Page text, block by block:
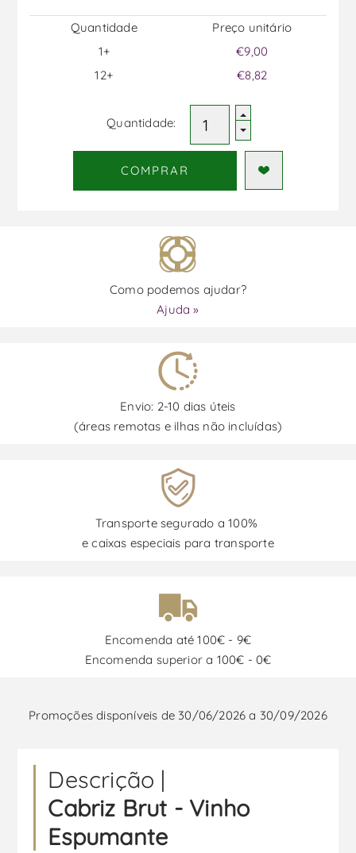
Quantidade
1+
12+
Preço unitário
€9,00
€8,82
Quantidade:
COMPRAR
Como podemos ajudar?
Ajuda »
Envio: 2-10 dias úteis
(áreas remotas e ilhas não incluídas)
Transporte segurado a 100%
e caixas especiais para transporte
Encomenda até 100€ - 9€
Encomenda superior a 100€ - 0€
Promoções disponíveis de 30/06/2026 a 30/09/2026
Descrição |
Cabriz Brut - Vinho
Espumante